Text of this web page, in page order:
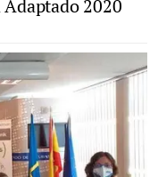
Adaptado 2020